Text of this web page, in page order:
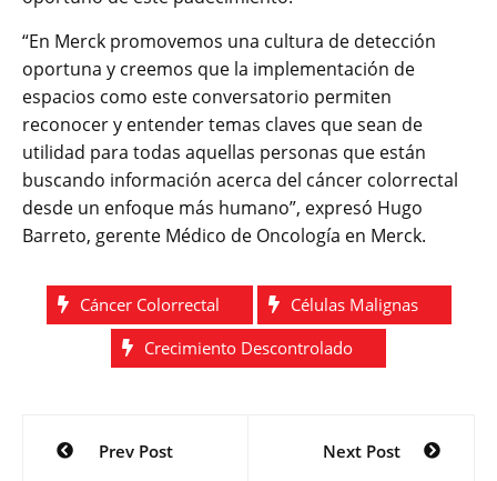
“En Merck promovemos una cultura de detección
oportuna y creemos que la implementación de
espacios como este conversatorio permiten
reconocer y entender temas claves que sean de
utilidad para todas aquellas personas que están
buscando información acerca del cáncer colorrectal
desde un enfoque más humano”, expresó Hugo
Barreto, gerente Médico de Oncología en Merck.
Cáncer Colorrectal
Células Malignas
Crecimiento Descontrolado
Navegación
Prev Post Next Post